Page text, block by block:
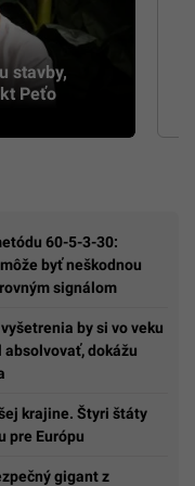
stavby,
Peťo
60-5-3-30:
byť neškodnou
signálom
by si vo veku
absolvovať, dokážu
krajine. Štyri štáty
pre Európu
gigant z